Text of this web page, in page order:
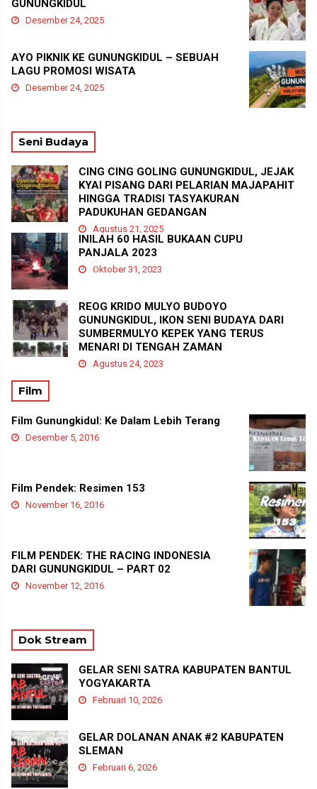
GUNUNGKIDUL
Desember 24, 2025
AYO PIKNIK KE GUNUNGKIDUL – SEBUAH
LAGU PROMOSI WISATA
Desember 24, 2025
Seni Budaya
CING CING GOLING GUNUNGKIDUL, JEJAK
KYAI PISANG DARI PELARIAN MAJAPAHIT
HINGGA TRADISI TASYAKURAN
PADUKUHAN GEDANGAN
Agustus 21, 2025
INILAH 60 HASIL BUKAAN CUPU
PANJALA 2023
Oktober 31, 2023
REOG KRIDO MULYO BUDOYO
GUNUNGKIDUL, IKON SENI BUDAYA DARI
SUMBERMULYO KEPEK YANG TERUS
MENARI DI TENGAH ZAMAN
Agustus 24, 2023
Film
Film Gunungkidul: Ke Dalam Lebih Terang
Desember 5, 2016
Film Pendek: Resimen 153
November 16, 2016
FILM PENDEK: THE RACING INDONESIA
DARI GUNUNGKIDUL – PART 02
November 12, 2016
Dok Stream
GELAR SENI SATRA KABUPATEN BANTUL
YOGYAKARTA
Februari 10, 2026
GELAR DOLANAN ANAK #2 KABUPATEN
SLEMAN
Februari 6, 2026